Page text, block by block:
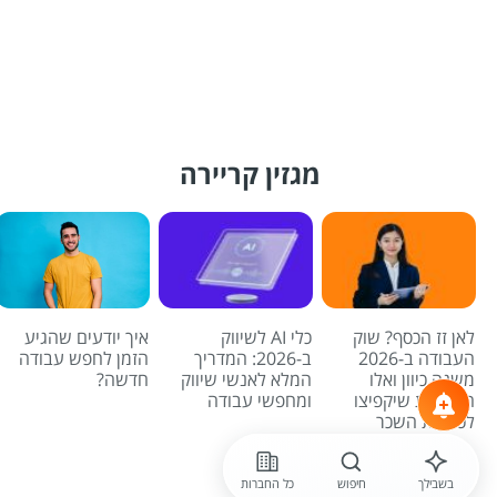
מגזין קריירה
לאן זז הכסף? שוק
העבודה ב-2026
משנה כיוון ואלו
המשרות שיקפיצו
לכם את השכר
כלי AI לשיווק
ב-2026: המדריך
המלא לאנשי שיווק
ומחפשי עבודה
איך יודעים שהגיע
הזמן לחפש עבודה
חדשה?
לכל הכתבות
בשבילך חיפוש כל החברות